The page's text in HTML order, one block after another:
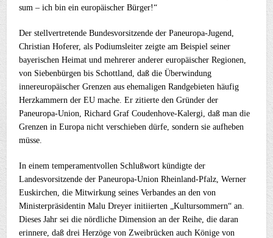
sum – ich bin ein europäischer Bürger!“
Der stellvertretende Bundesvorsitzende der Paneuropa-Jugend,
Christian Hoferer, als Podiumsleiter zeigte am Beispiel seiner
bayerischen Heimat und mehrerer anderer europäischer Regionen,
von Siebenbürgen bis Schottland, daß die Überwindung
innereuropäischer Grenzen aus ehemaligen Randgebieten häufig
Herzkammern der EU mache. Er zitierte den Gründer der
Paneuropa-Union, Richard Graf Coudenhove-Kalergi, daß man die
Grenzen in Europa nicht verschieben dürfe, sondern sie aufheben
müsse.
In einem temperamentvollen Schlußwort kündigte der
Landesvorsitzende der Paneuropa-Union Rheinland-Pfalz, Werner
Euskirchen, die Mitwirkung seines Verbandes an den von
Ministerpräsidentin Malu Dreyer initiierten „Kultursommern“ an.
Dieses Jahr sei die nördliche Dimension an der Reihe, die daran
erinnere, daß drei Herzöge von Zweibrücken auch Könige von